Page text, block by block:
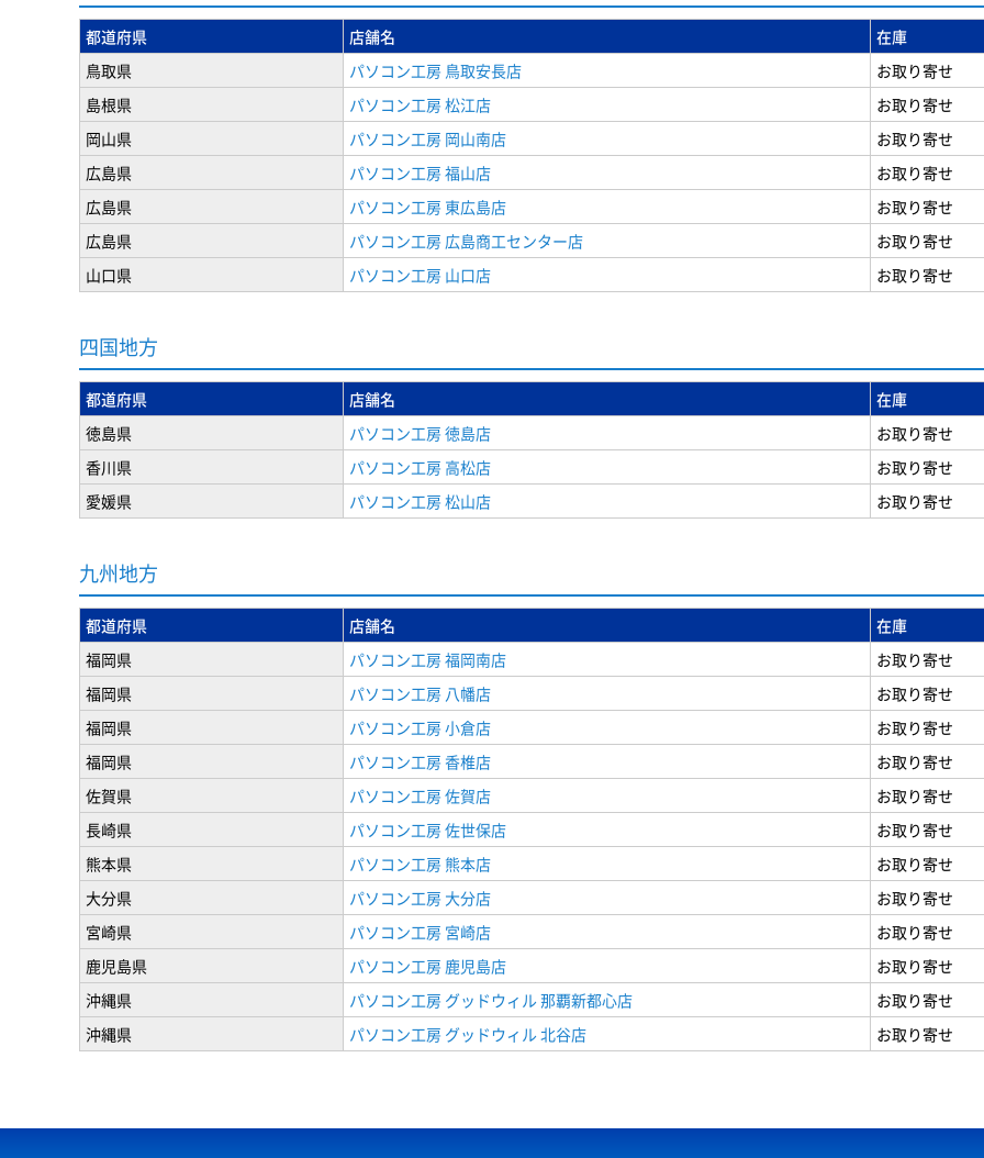
都道府県 店舗名
在庫
鳥取県
パソコン工房 鳥取安長店
お取り寄せ
島根県
パソコン工房 松江店
お取り寄せ
岡山県
パソコン工房 岡山南店
お取り寄せ
広島県
パソコン工房 福山店
お取り寄せ
広島県
パソコン工房 東広島店
お取り寄せ
広島県
パソコン工房 広島商工センター店
お取り寄せ
山口県
パソコン工房 山口店 お取り寄せ
四国地方
都道府県 店舗名
在庫
徳島県
パソコン工房 徳島店
お取り寄せ
香川県
パソコン工房 高松店
お取り寄せ
愛媛県
パソコン工房 松山店 お取り寄せ
九州地方
都道府県 店舗名
在庫
福岡県
パソコン工房 福岡南店
お取り寄せ
福岡県
パソコン工房 八幡店
お取り寄せ
福岡県
パソコン工房 小倉店
お取り寄せ
福岡県
パソコン工房 香椎店
お取り寄せ
佐賀県
パソコン工房 佐賀店
お取り寄せ
長崎県
パソコン工房 佐世保店
お取り寄せ
熊本県
パソコン工房 熊本店
お取り寄せ
大分県
パソコン工房 大分店
お取り寄せ
宮崎県
パソコン工房 宮崎店
お取り寄せ
鹿児島県
パソコン工房 鹿児島店
お取り寄せ
沖縄県
パソコン工房 グッドウィル 那覇新都心店
お取り寄せ
沖縄県
パソコン工房 グッドウィル 北谷店 お取り寄せ